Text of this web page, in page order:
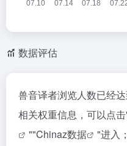
数据评估
兽音译者浏览人数已经
相关权重信息，可以点
""Chinaz数据
"进入